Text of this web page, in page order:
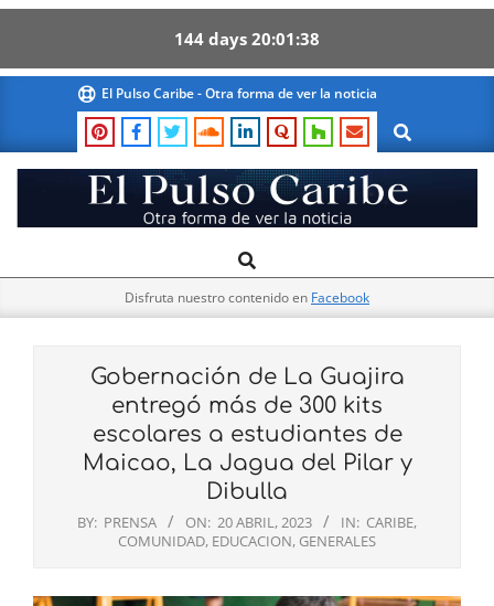
144 days 20 01 37
content
El Pulso Caribe - Otra forma de ver la noticia
Search
El
Pulso
Navigation
Search
Disfruta nuestro contenido en Facebook
Gobernación de La Guajira
entregó más de 300 kits
escolares a estudiantes de
Maicao, La Jagua del Pilar y
Dibulla
BY: PRENSA ON: 20 ABRIL, 2023 IN: CARIBE,
COMUNIDAD, EDUCACION, GENERALES